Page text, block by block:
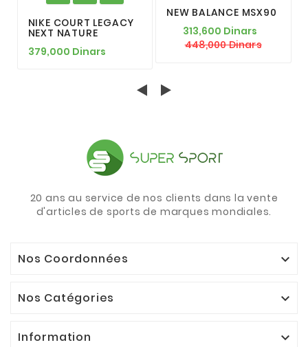
NIKE COURT LEGACY
NEXT NATURE
379,000 Dinars
NEW BALANCE MSX90
313,600 Dinars
448,000 Dinars
20 ans au service de nos clients dans la vente
d'articles de sports de marques mondiales.
Nos Coordonnées 
Nos Catégories 
Information 